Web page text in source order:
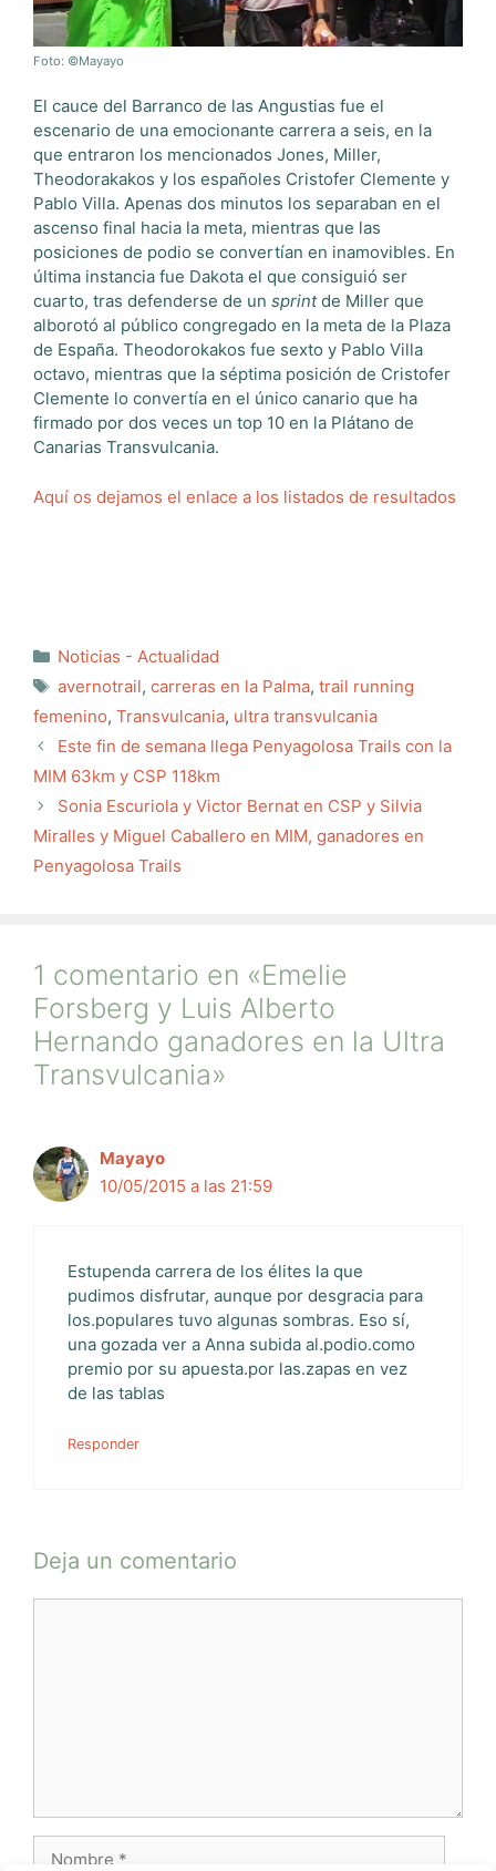
Foto: ©Mayayo
El cauce del Barranco de las Angustias fue el
escenario de una emocionante carrera a seis, en la
que entraron los mencionados Jones, Miller,
Theodorakakos y los españoles Cristofer Clemente y
Pablo Villa. Apenas dos minutos los separaban en el
ascenso final hacia la meta, mientras que las
posiciones de podio se convertían en inamovibles. En
última instancia fue Dakota el que consiguió ser
cuarto, tras defenderse de un sprintde Miller que
alborotó al público congregado en la meta de la Plaza
de España. Theodorokakos fue sexto y Pablo Villa
octavo, mientras que la séptima posición de Cristofer
Clemente lo convertía en el único canario que ha
firmado por dos veces un top 10 en la Plátano de
Canarias Transvulcania.
Aquí os dejamos el enlace a los listados de resultados
Categorías
Noticias - Actualidad
Etiquetas
avernotrail, carreras en la Palma, trail running
femenino, Transvulcania, ultra transvulcania
Este fin de semana llega Penyagolosa Trails con la
MIM 63km y CSP 118km
Sonia Escuriola y Victor Bernat en CSP y Silvia
Miralles y Miguel Caballero en MIM, ganadores en
Penyagolosa Trails
1 comentario en «Emelie
Forsberg y Luis Alberto
Hernando ganadores en la Ultra
Transvulcania»
Mayayo
10/05/2015 a las 21:59
Estupenda carrera de los élites la que
pudimos disfrutar, aunque por desgracia para
los.populares tuvo algunas sombras. Eso sí,
una gozada ver a Anna subida al.podio.como
premio por su apuesta.por las.zapas en vez
de las tablas
Responder
Deja un comentario